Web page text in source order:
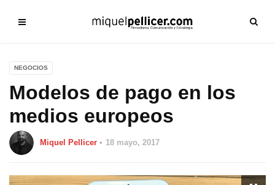
NEGOCIOS
Modelos de pago en los
medios europeos
Miquel Pellicer 18 mayo, 2017